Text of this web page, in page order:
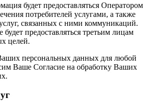
будет предоставляться Оператором
потребителей услугами, а также
связанных с ними коммуникаций.
предоставляться третьим лицам
целей.
персональных данных для любой
Ваше Согласие на обработку Ваших